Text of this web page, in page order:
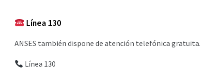
Línea 130
ANSES también dispone de atención telefónica gratuita.
Línea 130